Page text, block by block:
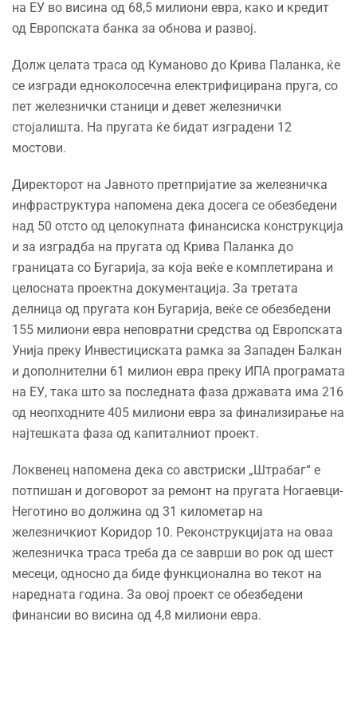
на ЕУ во висина од 68,5 милиони евра, како и кредит
од Европската банка за обнова и развој.
Долж целата траса од Куманово до Крива Паланка, ќе
се изгради едноколосечна електрифицирана пруга, со
пет железнички станици и девет железнички
стојалишта. На пругата ќе бидат изградени 12
мостови.
Директорот на Јавното претпријатие за железничка
инфраструктура напомена дека досега се обезбедени
над 50 отсто од целокупната финансиска конструкција
и за изградба на пругата од Крива Паланка до
границата со Бугарија, за која веќе е комплетирана и
целосната проектна документација. За третата
делница од пругата кон Бугарија, веќе се обезбедени
155 милиони евра неповратни средства од Европската
Унија преку Инвестициската рамка за Западен Балкан
и дополнителни 61 милион евра преку ИПА програмата
на ЕУ, така што за последната фаза државата има 216
од неопходните 405 милиони евра за финализирање на
најтешката фаза од капиталниот проект.
Локвенец напомена дека со австриски „Штрабаг“ е
потпишан и договорот за ремонт на пругата Ногаевци-
Неготино во должина од 31 километар на
железничкиот Коридор 10. Реконструкцијата на оваа
железничка траса треба да се заврши во рок од шест
месеци, односно да биде функционална во текот на
наредната година. За овој проект се обезбедени
финансии во висина од 4,8 милиони евра.